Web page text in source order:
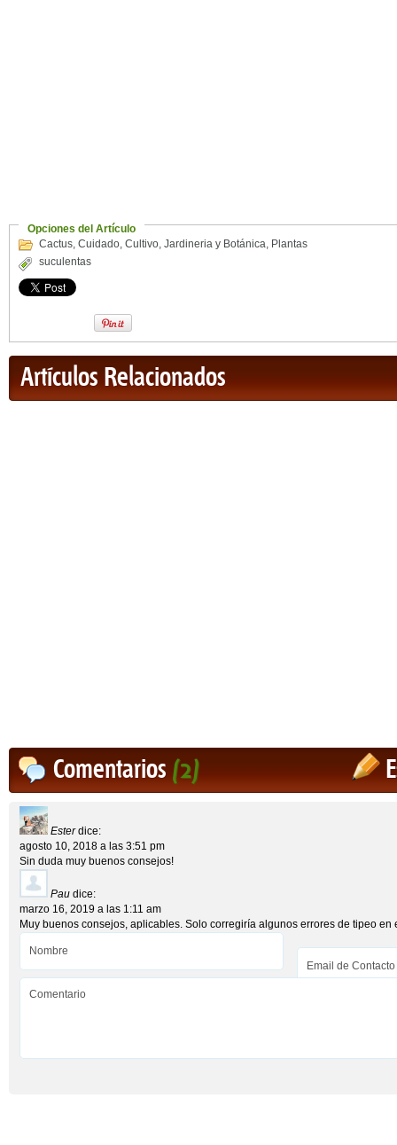
Opciones del Artículo
Cactus, Cuidado, Cultivo, Jardineria y Botánica, Plantas
suculentas
Artículos Relacionados
Comentarios(2)
Ester dice:
agosto 10, 2018 a las 3:51 pm
Sin duda muy buenos consejos!
Pau dice:
marzo 16, 2019 a las 1:11 am
Muy buenos consejos, aplicables. Solo corregiría algunos errores de tipeo en